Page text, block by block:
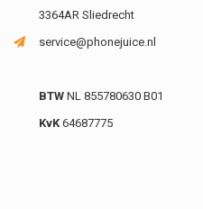
3364AR Sliedrecht
service@phonejuice.nl
BTW NL 855780630 B01
KvK64687775